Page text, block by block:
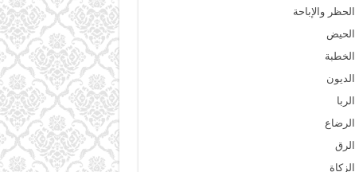
الحظر والإباحة
الحيض
الخطبة
الديون
الربا
الرضاع
الرق
الزكاة